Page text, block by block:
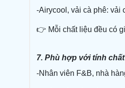
-Airycool, vải cà phê:
👉 Mỗi chất liệu đều có
7. Phù hợp với tính
-Nhân viên F&B, nhà